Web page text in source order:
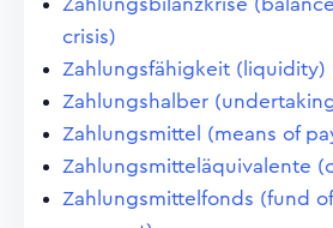
Zahlungsbilanzkrise
crisis)
Zahlungsfähigkeit (liquidity)
Zahlungshalber
Zahlungsmittel (means of
Zahlungsmitteläquivalente
Zahlungsmittelfonds (fund